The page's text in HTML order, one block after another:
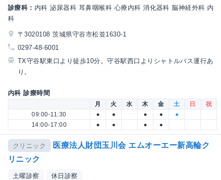
診療科： 内科 泌尿器科 耳鼻咽喉科 心療内科 消化器科 脳神経外科 内
科
〒3020108 茨城県守谷市松並1630-1
0297-48-6001
TX守谷駅東口より徒歩10分。守谷駅西口よりシャトルバス運行あ
り。
内科 診療時間
月 火 水 木 金 土 日
祝
09:00-11:30
● ● ● ●
●
14:00-17:00
● ● ● ●
クリニック
医療法人財団玉川会 エムオーエー新高輪ク
リニック
土曜診察 休日診察